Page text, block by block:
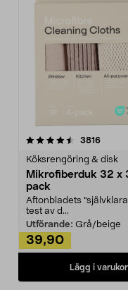
3816
Köksrengöring & disk
Mikrofiberduk 32 x
pack
Aftonbladets "självklara
test av d...
Utförande: Grå/beige
39,90
Lägg i
4.0av 5 stjärnor